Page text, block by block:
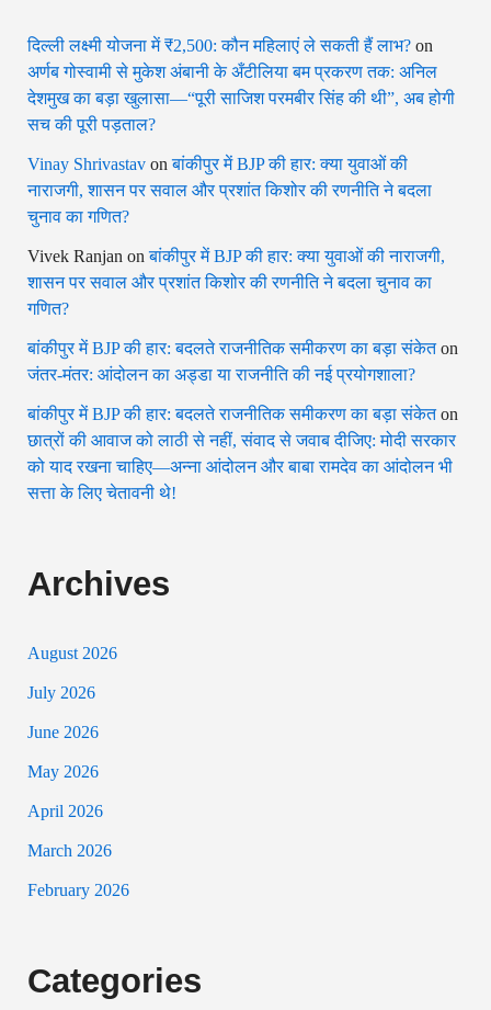
दिल्ली लक्ष्मी योजना में ₹2,500: कौन महिलाएं ले सकती हैं लाभ? on
अर्णब गोस्वामी से मुकेश अंबानी के अँटीलिया बम प्रकरण तक: अनिल
देशमुख का बड़ा खुलासा—“पूरी साजिश परमबीर सिंह की थी”, अब होगी
सच की पूरी पड़ताल?
Vinay Shrivastav onबांकीपुर में BJP की हार: क्या युवाओं की
नाराजगी, शासन पर सवाल और प्रशांत किशोर की रणनीति ने बदला
चुनाव का गणित?
Vivek Ranjan onबांकीपुर में BJP की हार: क्या युवाओं की नाराजगी,
शासन पर सवाल और प्रशांत किशोर की रणनीति ने बदला चुनाव का
गणित?
बांकीपुर में BJP की हार: बदलते राजनीतिक समीकरण का बड़ा संकेतon
जंतर-मंतर: आंदोलन का अड्डा या राजनीति की नई प्रयोगशाला?
बांकीपुर में BJP की हार: बदलते राजनीतिक समीकरण का बड़ा संकेतon
छात्रों की आवाज को लाठी से नहीं, संवाद से जवाब दीजिए: मोदी सरकार
को याद रखना चाहिए—अन्ना आंदोलन और बाबा रामदेव का आंदोलन भी
सत्ता के लिए चेतावनी थे!
Archives
August 2026
July 2026
June 2026
May 2026
April 2026
March 2026
February 2026
Categories